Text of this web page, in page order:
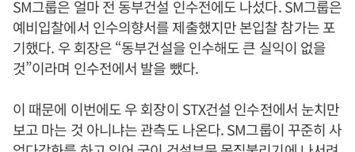
SM그룹은 얼마 전 동부건설 인수전에도 나섰다. SM그룹은
예비입찰에서 인수의향서를 제출했지만 본입찰 참가는 포
기했다. 우 회장은 “동부건설을 인수해도 큰 실익이 없을
것”이라며 인수전에서 발을 뺐다.
이 때문에 이번에도 우 회장이 STX건설 인수전에서 눈치만
보고 마는 것 아니냐는 관측도 나온다. SM그룹이 꾸준히 사